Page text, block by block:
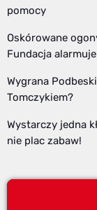
pomocy
Oskórowane
Fundacja
Wygrana
Tomczykiem?
Wystarczy jedna
nie plac zabaw!